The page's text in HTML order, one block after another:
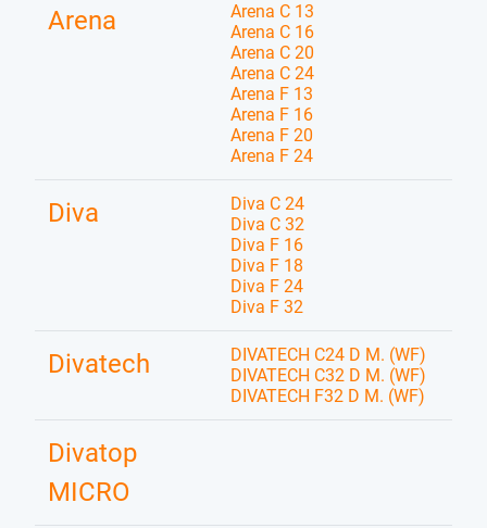
Arena
Arena C 13
Arena C 16
Arena C 20
Arena C 24
Arena F 13
Arena F 16
Arena F 20
Arena F 24
Diva
Diva C 24
Diva C 32
Diva F 16
Diva F 18
Diva F 24
Diva F 32
Divatech
DIVATECH C24 D M. (WF)
DIVATECH C32 D M. (WF)
DIVATECH F32 D M. (WF)
Divatop
MICRO